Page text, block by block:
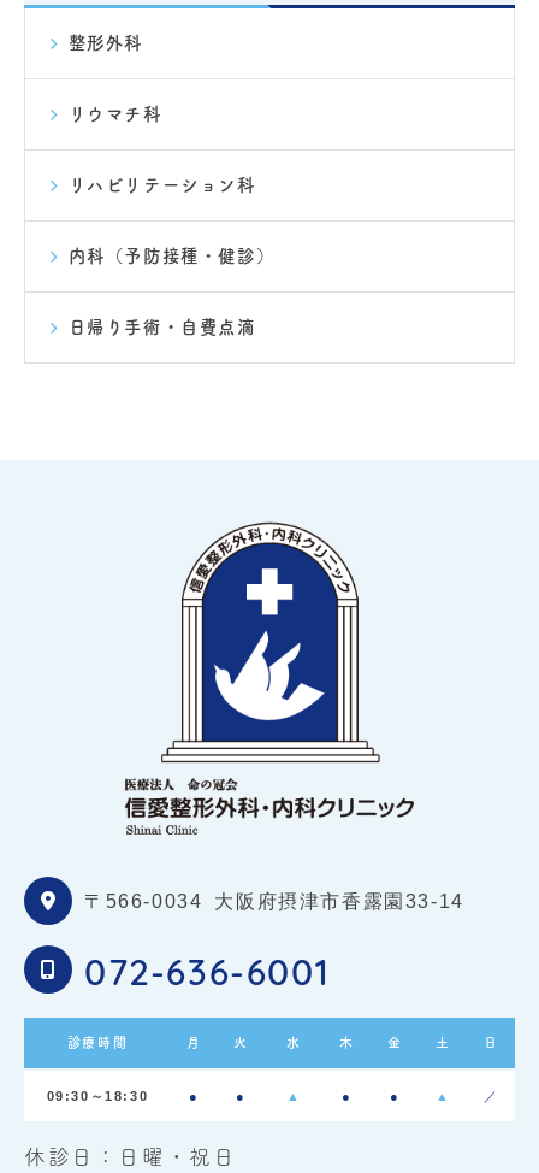
整形外科
リウマチ科
リハビリテーション科
内科（予防接種・健診）
日帰り手術・自費点滴
〒566-0034 大阪府摂津市香露園33-14
072-636-6001
診療時間 月 火 水 木 金 土 日
09:30～18:30 ● ● ▲ ● ● ▲ ／
休診日：日曜・祝日